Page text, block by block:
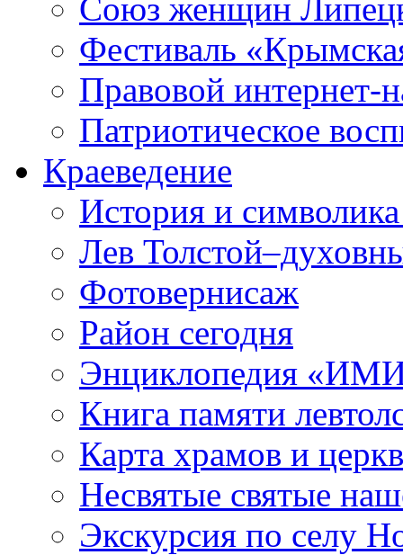
Союз женщин
Фестиваль
Правовой интернет-
Патриотическое
Краеведение
История и
Лев
Фотовернисаж
Район сегодня
Энциклопедия «ИМИ
Книга памяти
Карта храмов и
Несвятые святые
Экскурсия по селу